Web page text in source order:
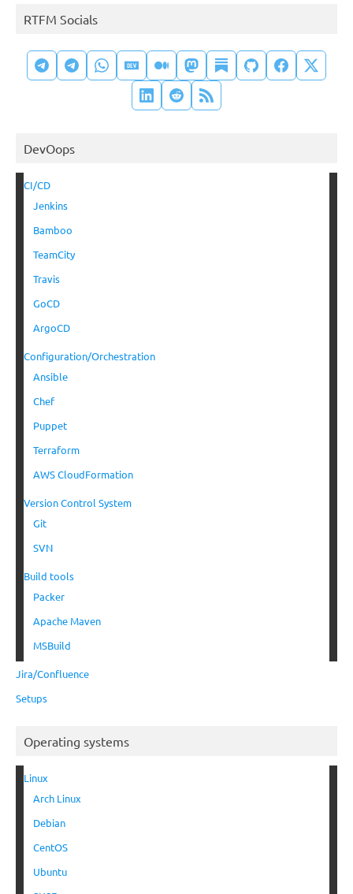
RTFM Socials
DevOops
CI/CD
Jenkins
Bamboo
TeamCity
Travis
GoCD
ArgoCD
Configuration/Orchestration
Ansible
Chef
Puppet
Terraform
AWS CloudFormation
Version Control System
Git
SVN
Build tools
Packer
Apache Maven
MSBuild
Jira/Confluence
Setups
Operating systems
Linux
Arch Linux
Debian
CentOS
Ubuntu